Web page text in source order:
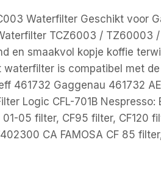
Waterfilter Geschikt voor
TCZ6003 / TZ60003
en smaakvol kopje koffie
waterfilter is compatibel met
461732 Gaggenau 461732
Logic CFL-701B
05 filter, CF95 filter, CF120
CA FAMOSA CF 85